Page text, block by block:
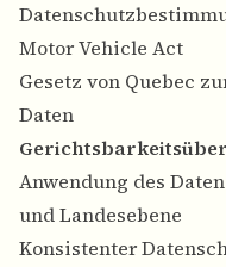
Motor Vehicle Act
Gesetz von Quebec
Daten
Anwendung des
und Landesebene
Konsistenter